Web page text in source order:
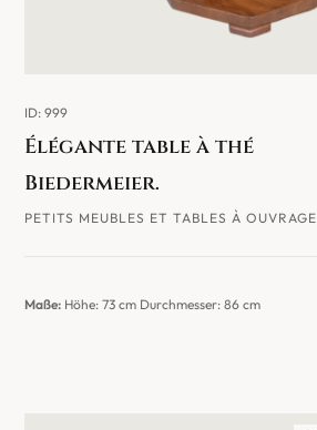
ID: 999
Élégante table à thé
Biedermeier.
PETITS MEUBLES ET TABLES À OUVRAGE
Maße: Höhe: 73 cm Durchmesser: 86 cm